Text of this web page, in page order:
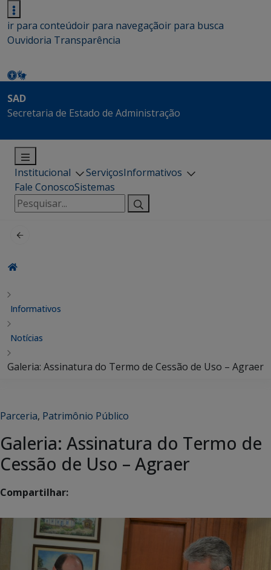
ir para conteúdoir para navegaçãoir para busca
Ouvidoria Transparência
SAD
Secretaria de Estado de Administração
Institucional ServiçosInformativos
Fale ConoscoSistemas
Pesquisar
por:
Informativos
Notícias
Galeria: Assinatura do Termo de Cessão de Uso – Agraer
Parceria, Patrimônio Público
Galeria: Assinatura do Termo de
Cessão de Uso – Agraer
Compartilhar: